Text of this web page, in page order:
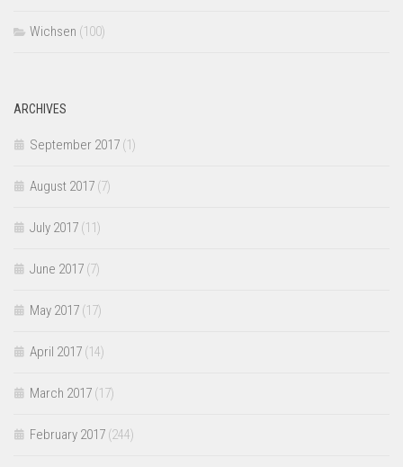
Wichsen (100)
ARCHIVES
September 2017 (1)
August 2017 (7)
July 2017 (11)
June 2017 (7)
May 2017 (17)
April 2017 (14)
March 2017 (17)
February 2017 (244)